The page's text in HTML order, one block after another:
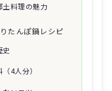
土料理の魅力
たんぽ鍋レシピ
史
4人分）